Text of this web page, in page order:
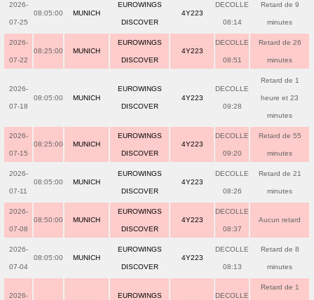
2026-
07-25
08:05:00 MUNICH
EUROWINGS
DISCOVER
4Y223
DECOLLE
08:14
Retard de 9
minutes
2026-
07-22
08:25:00 MUNICH
EUROWINGS
DISCOVER
4Y223
DECOLLE
08:51
Retard de 26
minutes
2026-
07-18
08:05:00 MUNICH
EUROWINGS
DISCOVER
4Y223
DECOLLE
09:28
Retard de 1
heure et 23
minutes
2026-
07-15
08:25:00 MUNICH
EUROWINGS
DISCOVER
4Y223
DECOLLE
09:20
Retard de 55
minutes
2026-
07-11
08:05:00 MUNICH
EUROWINGS
DISCOVER
4Y223
DECOLLE
08:26
Retard de 21
minutes
2026-
07-08
08:50:00 MUNICH
EUROWINGS
DISCOVER
4Y223
DECOLLE
08:37
Aucun retard
2026-
07-04
08:05:00 MUNICH
EUROWINGS
DISCOVER
4Y223
DECOLLE
08:13
Retard de 8
minutes
2026- EUROWINGS DECOLLE
Retard de 1